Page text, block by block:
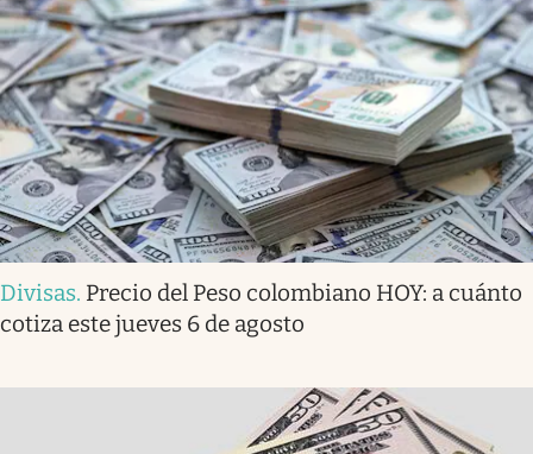
Divisas. Precio del Peso colombiano HOY: a cuánto
cotiza este jueves 6 de agosto